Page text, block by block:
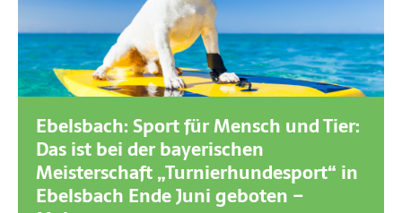
Ebelsbach: Sport für Mensch und Tier:
Das ist bei der bayerischen
Meisterschaft „Turnierhundesport“ in
Ebelsbach Ende Juni geboten –